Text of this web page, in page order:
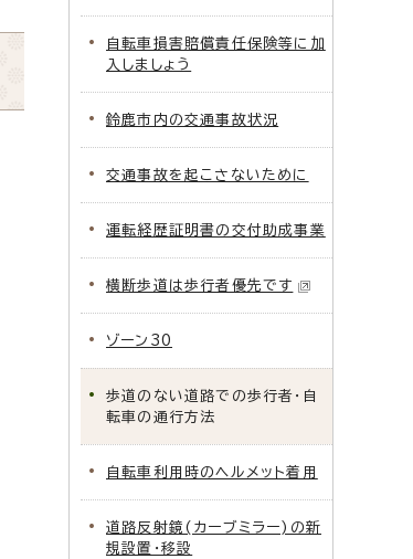
自転車損害賠償責任保険等に加
入しましょう
鈴鹿市内の交通事故状況
交通事故を起こさないために
運転経歴証明書の交付助成事業
横断歩道は歩行者優先です
ゾーン30
歩道のない道路での歩行者・自
転車の通行方法
自転車利用時のヘルメット着用
道路反射鏡(カーブミラー)の新
規設置・移設